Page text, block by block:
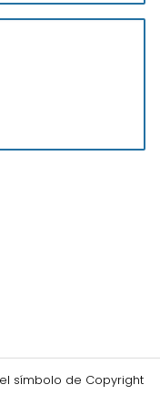
símbolo de Copyright